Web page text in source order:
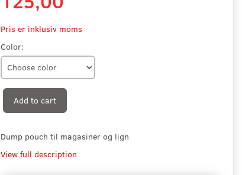
Pris er inklusiv moms
Color:
Add to cart
Dump pouch til magasiner og lign
View full description